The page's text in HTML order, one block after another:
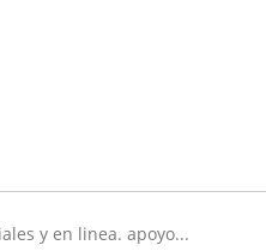
y en linea. apoyo...